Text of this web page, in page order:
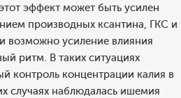
эффект может быть усилен
производных ксантина, ГКС и
возможно усиление влияния
ритм. В таких ситуациях
контроль концентрации калия в
случаях наблюдалась ишемия